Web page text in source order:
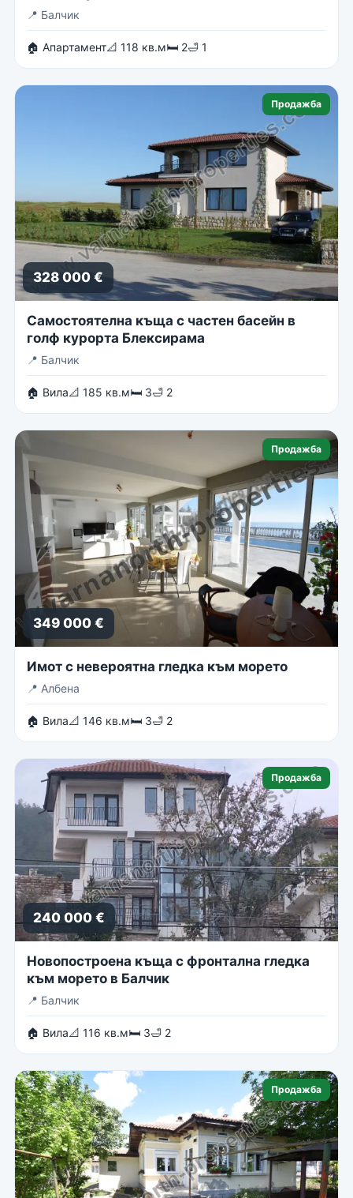
📍 Балчик
🏠 Апартамент📐 118 кв.м🛏 2🛁 1
Продажба
328 000 €
Самостоятелна къща с частен басейн в
голф курорта Блексирама
📍 Балчик
🏠 Вила📐 185 кв.м🛏 3🛁 2
Продажба
349 000 €
Имот с невероятна гледка към морето
📍 Албена
🏠 Вила📐 146 кв.м🛏 3🛁 2
Продажба
240 000 €
Новопостроена къща с фронтална гледка
към морето в Балчик
📍 Балчик
🏠 Вила📐 116 кв.м🛏 3🛁 2
Продажба